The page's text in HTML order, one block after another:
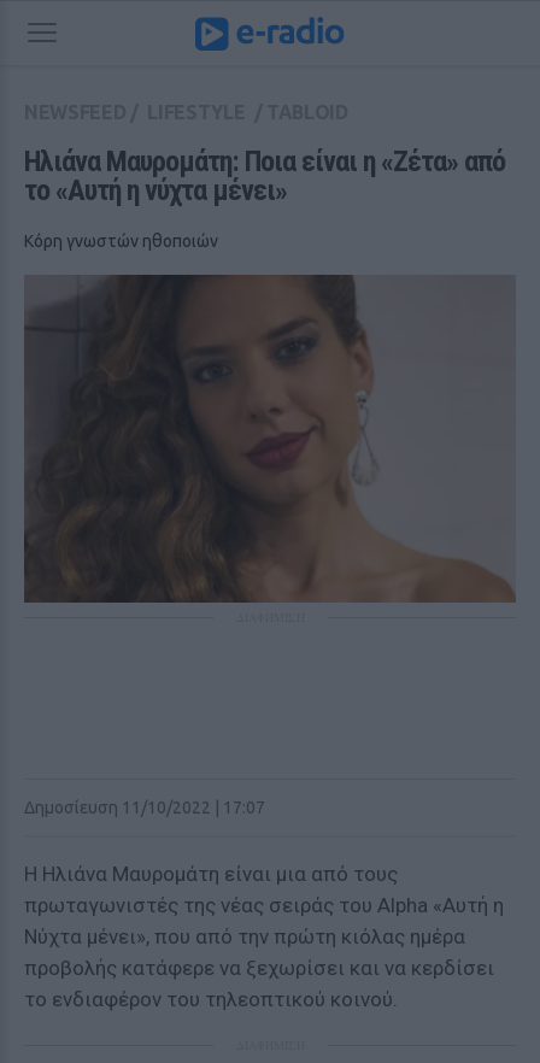
Ηλιάνα Μαυρομάτη: Ποια είναι η «Ζέτα» από
το «Αυτή η νύχτα μένει»
Κόρη γνωστών ηθοποιών
Δημοσίευση 11/10/2022 | 17:07
Η Ηλιάνα Μαυρομάτη είναι μια από τους
πρωταγωνιστές της νέας σειράς του Alpha «Αυτή η
Νύχτα μένει», που από την πρώτη κιόλας ημέρα
προβολής κατάφερε να ξεχωρίσει και να κερδίσει
το ενδιαφέρον του τηλεοπτικού κοινού.